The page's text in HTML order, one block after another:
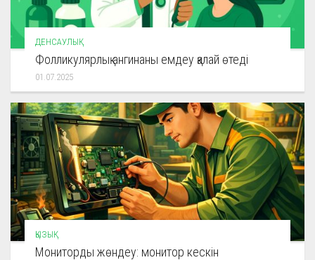
ДЕНСАУЛЫҚ
Фолликулярлық ангинаны емдеу қалай өтеді
01.07.2025
ҚЫЗЫҚ
Мониторды жөндеу: монитор кескін